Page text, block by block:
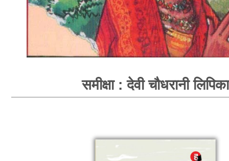
समीक्षा : देवी चौधरानी लिपिका